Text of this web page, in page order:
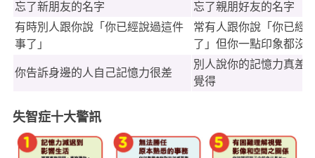
忘了新朋友的名字
忘了親朋好友的名字
有時別人跟你說「你已經說過這件
事了」
常有人跟你說「你已經
了」但你一點印象都沒
你告訴身邊的人自己記憶力很差
別人說你的記憶力真差
覺得
失智症十大警訊